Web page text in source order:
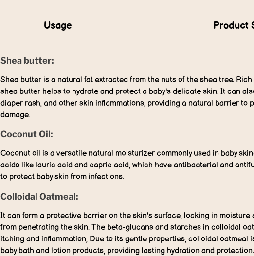
Usage Product
Shea butter:
Shea butter is a natural fat extracted from the nuts of the shea tree. Rich
shea butter helps to hydrate and protect a baby's delicate skin. It can
diaper rash, and other skin inflammations, providing a natural barrier to
damage.
Coconut Oil:
Coconut oil is a versatile natural moisturizer commonly used in baby
acids like lauric acid and capric acid, which have antibacterial and
to protect baby skin from infections.
Colloidal Oatmeal:
It can form a protective barrier on the skin's surface, locking in
from penetrating the skin. The beta-glucans and starches in colloidal
itching and inflammation, Due to its gentle properties, colloidal oatmeal
baby bath and lotion products, providing lasting hydration and protection.